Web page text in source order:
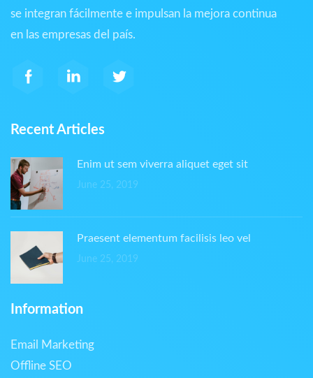
se integran fácilmente e impulsan la mejora continua
en las empresas del país.
Recent Articles
Enim ut sem viverra aliquet eget sit
June 25, 2019
Praesent elementum facilisis leo vel
June 25, 2019
Information
Email Marketing
Offline SEO